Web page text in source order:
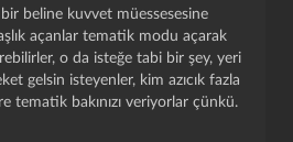
beline kuvvet müessesesine
açanlar tematik modu açarak
o da isteğe tabi bir şey, yeri
gelsin isteyenler, kim azıcık fazla
tematik bakınızı veriyorlar çünkü.
kapat kaydet